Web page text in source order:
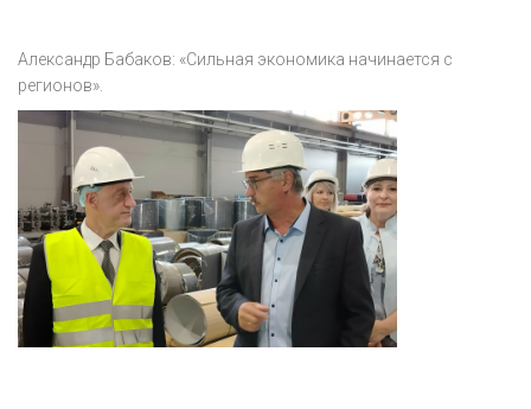
Александр Бабаков: «Сильная экономика начинается с
регионов».